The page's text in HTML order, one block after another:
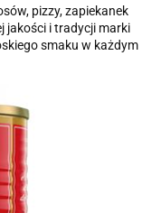
pizzy, zapiekanek
jakości i tradycji marki
smaku w każdym